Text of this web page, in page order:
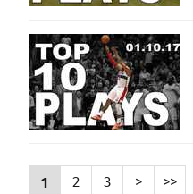
1 2 3 > >>